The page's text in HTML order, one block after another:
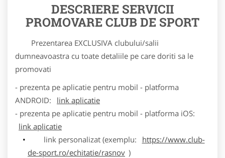
DESCRIERE SERVICII
PROMOVARE CLUB DE SPORT
Prezentarea EXCLUSIVA clubului/salii
dumneavoastra cu toate detaliile pe care doriti sa le
promovati
- prezenta pe aplicatie pentru mobil - platforma
ANDROID:
link aplicatie
- prezenta pe aplicatie pentru mobil - platforma iOS:
link aplicatie
link personalizat (exemplu:
https://www.club-
de-sport.ro/echitatie/rasnov )